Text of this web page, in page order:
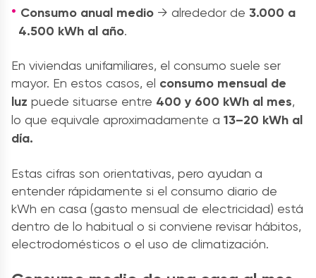
Consumo anual medio → alrededor de 3.000 a
4.500 kWh al año.
En viviendas unifamiliares, el consumo suele ser
mayor. En estos casos, el consumo mensual de
luz puede situarse entre 400 y 600 kWh al mes,
lo que equivale aproximadamente a 13–20 kWh al
día.
Estas cifras son orientativas, pero ayudan a
entender rápidamente si el consumo diario de
kWh en casa (gasto mensual de electricidad) está
dentro de lo habitual o si conviene revisar hábitos,
electrodomésticos o el uso de climatización.